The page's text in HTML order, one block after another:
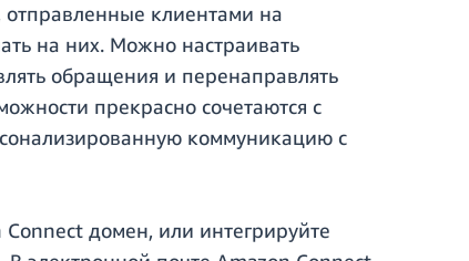
отправленные клиентами на
на них. Можно настраивать
обращения и перенаправлять
прекрасно сочетаются с
коммуникацию с
домен, или интегрируйте